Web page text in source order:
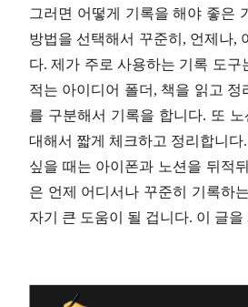
그러면 어떻게 기록을 해야 좋은
방법을 선택해서 꾸준히, 언제나,
다. 제가 주로 사용하는 기록 도
적는 아이디어 폴더, 책을 읽고
를 구분해서 기록을 합니다. 또
대해서 짧게 체크하고 정리합니
싶을 때는 아이폰과 노션을 뒤적
은 언제 어디서나 꾸준히 기록하
자기 큰 도움이 될 겁니다. 이 글